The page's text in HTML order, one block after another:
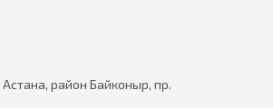
Астана, район Байконыр, пр.